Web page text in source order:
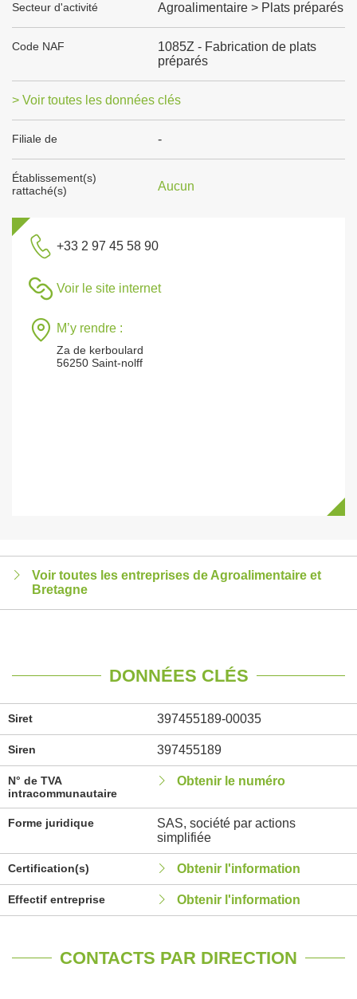
Secteur d'activité Agroalimentaire > Plats préparés
Code NAF
1085Z - Fabrication de plats
préparés
> Voir toutes les données clés
Filiale de -
Établissement(s)
rattaché(s)
Aucun
+33 2 97 45 58 90
Voir le site internet
M’y rendre :
Za de kerboulard
56250 Saint-nolff
Voir toutes les entreprises de Agroalimentaire et
Bretagne
DONNÉES CLÉS
Siret 397455189-00035
Siren 397455189
N° de TVA
intracommunautaire
Obtenir le numéro
Forme juridique
SAS, société par actions
simplifiée
Certification(s) Obtenir l'information
Effectif entreprise Obtenir l'information
CONTACTS PAR DIRECTION